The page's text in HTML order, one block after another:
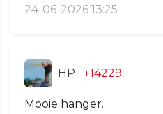
24-06-2026 13:25
HP +14229
Mooie hanger.